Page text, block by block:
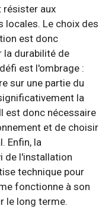
résister aux
Le choix des
est donc
la durabilité de
est l'ombrage :
sur une partie du
la
est donc nécessaire
et de choisir
Enfin, la
de l'installation
technique pour
fonctionne à son
le long terme.